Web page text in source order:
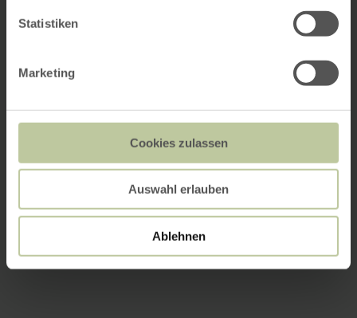
Statistiken
Marketing
Cookies zulassen
Auswahl erlauben
Ablehnen